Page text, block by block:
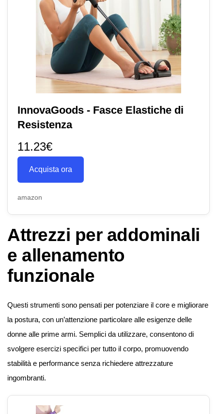
InnovaGoods - Fasce Elastiche di
Resistenza
11.23€
Acquista ora
amazon
Attrezzi per addominali
e allenamento
funzionale
Questi strumenti sono pensati per potenziare il core e migliorare
la postura, con un’attenzione particolare alle esigenze delle
donne alle prime armi. Semplici da utilizzare, consentono di
svolgere esercizi specifici per tutto il corpo, promuovendo
stabilità e performance senza richiedere attrezzature
ingombranti.